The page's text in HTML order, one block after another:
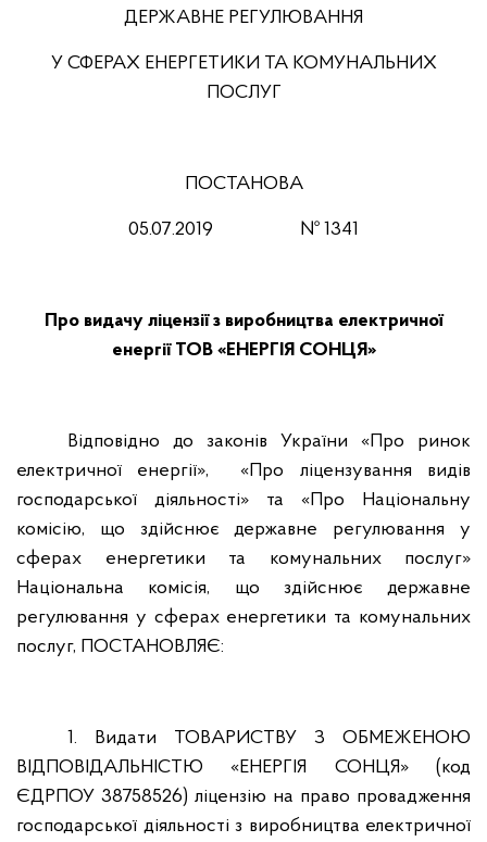
ДЕРЖАВНЕ РЕГУЛЮВАННЯ
У СФЕРАХ ЕНЕРГЕТИКИ ТА КОМУНАЛЬНИХ
ПОСЛУГ
ПОСТАНОВА
05.07.2019 № 1341
Про видачу ліцензії з виробництва електричної
енергії ТОВ «ЕНЕРГІЯ СОНЦЯ»
Відповідно до законів України «Про ринок
електричної енергії»,
«Про ліцензування видів
господарської діяльності» та «Про Національну
комісію, що здійснює державне регулювання у
сферах енергетики та комунальних послуг»
Національна комісія, що здійснює державне
регулювання у сферах енергетики та комунальних
послуг, ПОСТАНОВЛЯЄ:
1. Видати ТОВАРИСТВУ З ОБМЕЖЕНОЮ
ВІДПОВІДАЛЬНІСТЮ «ЕНЕРГІЯ СОНЦЯ» (код
ЄДРПОУ 38758526) ліцензію на право провадження
господарської діяльності з виробництва електричної